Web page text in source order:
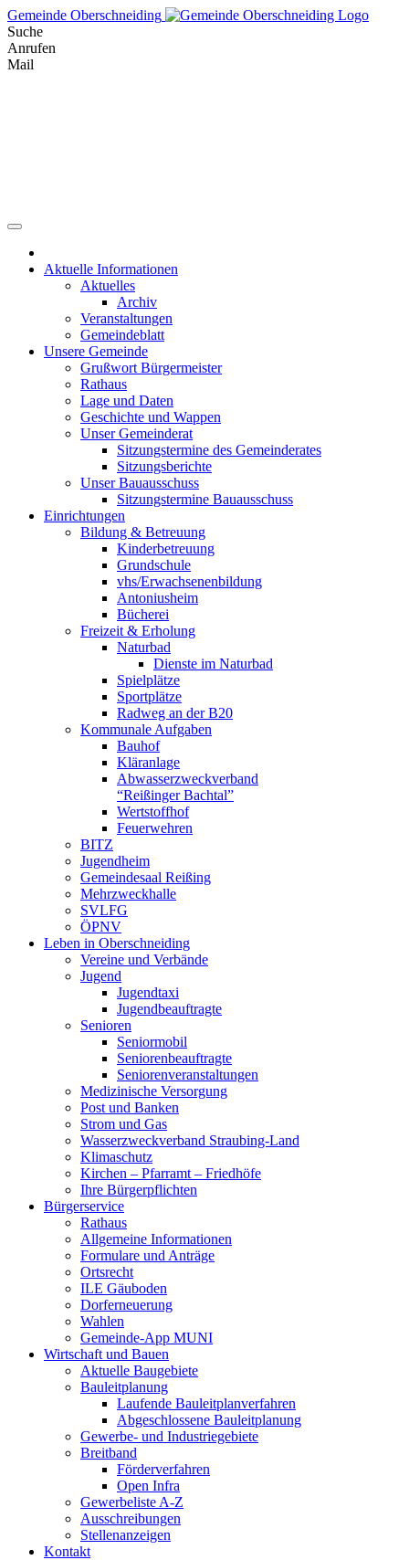
Skip
to
content
Gemeinde Oberschneiding
Suche
Anrufen
Mail
Aktuelle Informationen
Aktuelles
Archiv
Veranstaltungen
Gemeindeblatt
Unsere Gemeinde
Grußwort Bürgermeister
Rathaus
Lage und Daten
Geschichte und Wappen
Unser Gemeinderat
Sitzungstermine des Gemeinderates
Sitzungsberichte
Unser Bauausschuss
Sitzungstermine Bauausschuss
Einrichtungen
Bildung & Betreuung
Kinderbetreuung
Grundschule
vhs/Erwachsenenbildung
Antoniusheim
Bücherei
Freizeit & Erholung
Naturbad
Dienste im Naturbad
Spielplätze
Sportplätze
Radweg an der B20
Kommunale Aufgaben
Bauhof
Kläranlage
Abwasserzweckverband
“Reißinger Bachtal”
Wertstoffhof
Feuerwehren
BITZ
Jugendheim
Gemeindesaal Reißing
Mehrzweckhalle
SVLFG
ÖPNV
Leben in Oberschneiding
Vereine und Verbände
Jugend
Jugendtaxi
Jugendbeauftragte
Senioren
Seniormobil
Seniorenbeauftragte
Seniorenveranstaltungen
Medizinische Versorgung
Post und Banken
Strom und Gas
Wasserzweckverband Straubing-Land
Klimaschutz
Kirchen – Pfarramt – Friedhöfe
Ihre Bürgerpflichten
Bürgerservice
Rathaus
Allgemeine Informationen
Formulare und Anträge
Ortsrecht
ILE Gäuboden
Dorferneuerung
Wahlen
Gemeinde-App MUNI
Wirtschaft und Bauen
Aktuelle Baugebiete
Bauleitplanung
Laufende Bauleitplanverfahren
Abgeschlossene Bauleitplanung
Gewerbe- und Industriegebiete
Breitband
Förderverfahren
Open Infra
Gewerbeliste A-Z
Ausschreibungen
Stellenanzeigen
Kontakt